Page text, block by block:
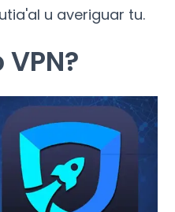
u averiguar tu.